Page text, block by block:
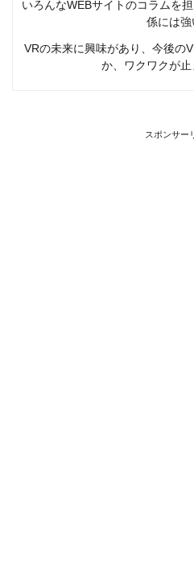
いろんなWEBサイトのコラムを
係には強
VRの未来に興味があり、今後の
か、ワクワクが止
スポンサー